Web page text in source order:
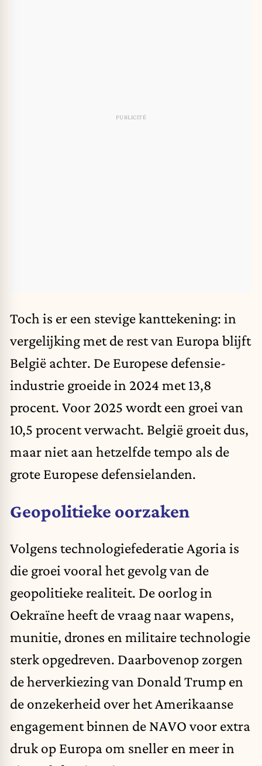
Toch is er een stevige kanttekening: in
vergelijking met de rest van Europa blijft
België achter. De Europese defensie-
industrie groeide in 2024 met 13,8
procent. Voor 2025 wordt een groei van
10,5 procent verwacht. België groeit dus,
maar niet aan hetzelfde tempo als de
grote Europese defensielanden.
Geopolitieke oorzaken
Volgens technologiefederatie Agoria is
die groei vooral het gevolg van de
geopolitieke realiteit. De oorlog in
Oekraïne heeft de vraag naar wapens,
munitie, drones en militaire technologie
sterk opgedreven. Daarbovenop zorgen
de herverkiezing van Donald Trump en
de onzekerheid over het Amerikaanse
engagement binnen de NAVO voor extra
druk op Europa om sneller en meer in